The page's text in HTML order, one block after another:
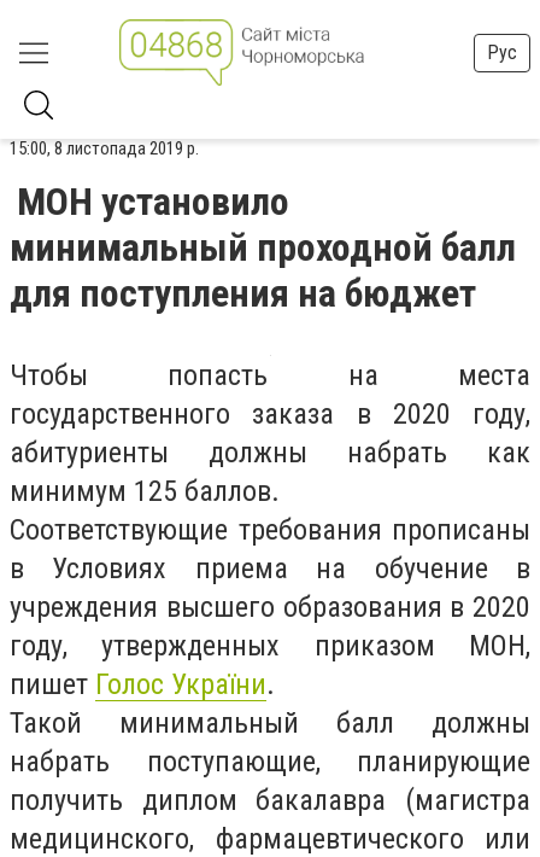
Рус
15:00, 8 листопада 2019 р.
МОН установило
минимальный проходной балл
для поступления на бюджет
Чтобы попасть на места
государственного заказа в 2020 году,
абитуриенты должны набрать как
минимум 125 баллов.
Соответствующие требования прописаны
в Условиях приема на обучение в
учреждения высшего образования в 2020
году, утвержденных приказом МОН,
пишет Голос України.
Такой минимальный балл должны
набрать поступающие, планирующие
получить диплом бакалавра (магистра
медицинского, фармацевтического или